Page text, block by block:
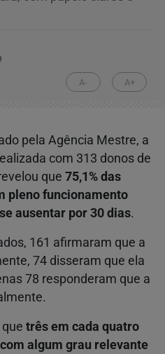
A- A+
pela Agência Mestre, a
com 313 donos de
que 75,1% das
pleno funcionamento
ausentar por 30 dias.
161 afirmaram que a
74 disseram que ela
78 responderam que a
três em cada quatro
algum grau relevante